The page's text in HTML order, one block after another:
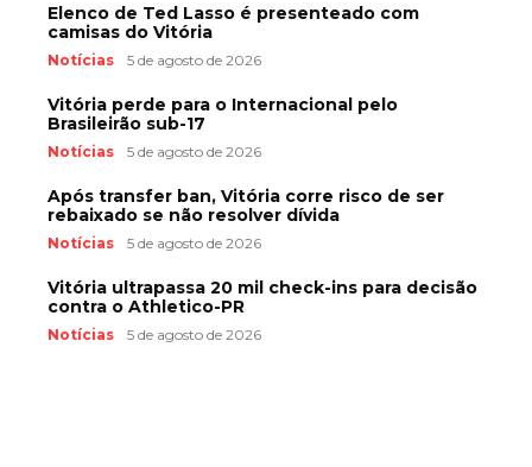
Elenco de Ted Lasso é presenteado com
camisas do Vitória
Notícias 5 de agosto de 2026
Vitória perde para o Internacional pelo
Brasileirão sub-17
Notícias 5 de agosto de 2026
Após transfer ban, Vitória corre risco de ser
rebaixado se não resolver dívida
Notícias 5 de agosto de 2026
Vitória ultrapassa 20 mil check-ins para decisão
contra o Athletico-PR
Notícias 5 de agosto de 2026